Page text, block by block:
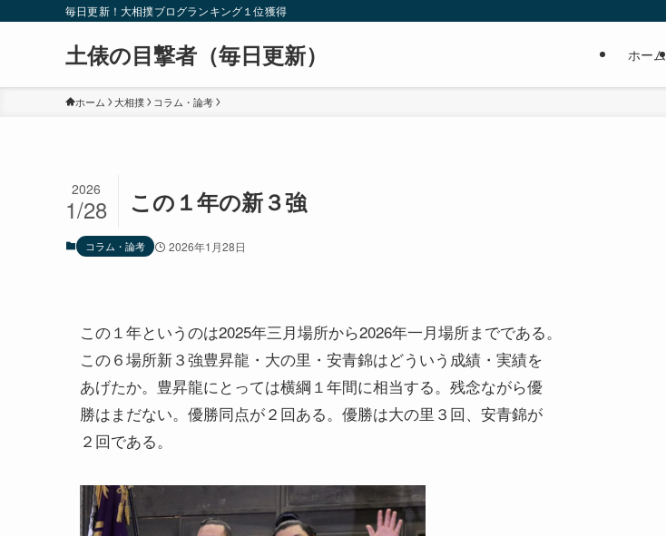
毎日更新！大相撲ブログランキング１位獲得
土俵の目撃者（毎日更新） ホーム
ホーム 大相撲 コラム・論考
この１年の新３強
2026
1/28
コラム・論考 2026年1月28日
この１年というのは2025年三月場所から2026年一月場所までである。
この６場所新３強豊昇龍・大の里・安青錦はどういう成績・実績を
あげたか。豊昇龍にとっては横綱１年間に相当する。残念ながら優
勝はまだない。優勝同点が２回ある。優勝は大の里３回、安青錦が
２回である。